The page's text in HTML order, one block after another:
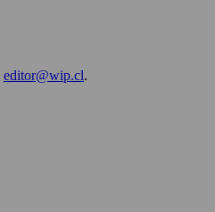
editor@wip.cl.